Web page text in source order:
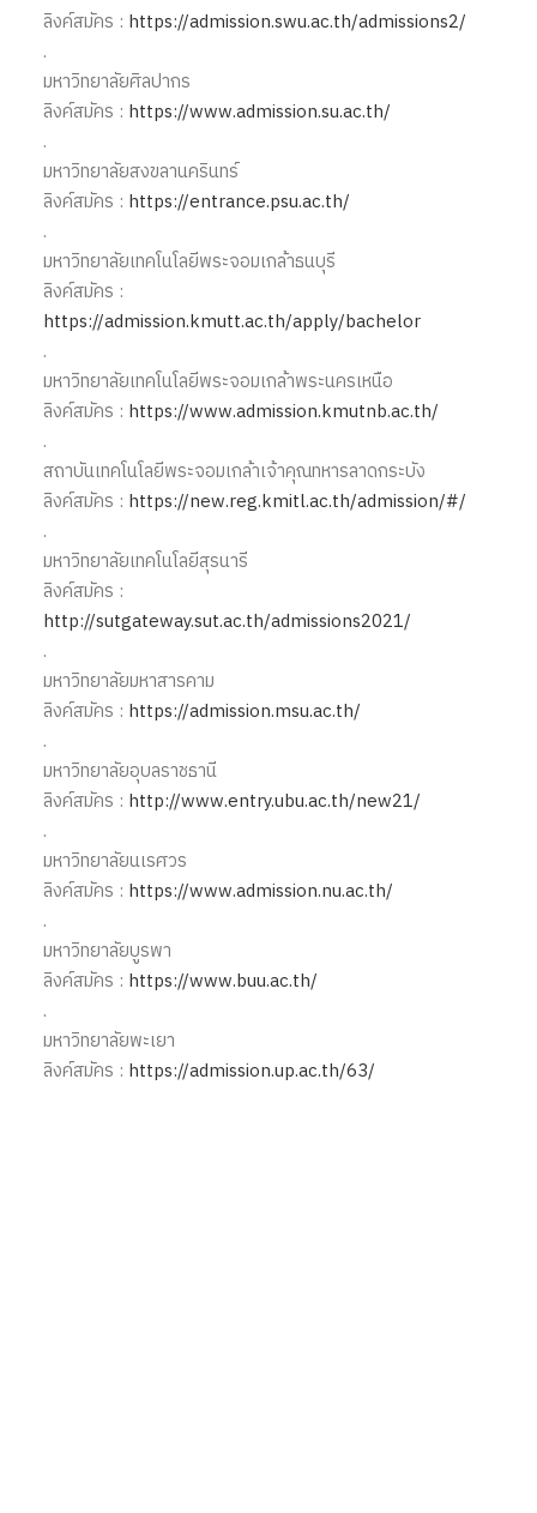
ลิงค์สมัคร : https://admission.swu.ac.th/admissions2/
.
มหาวิทยาลัยศิลปากร
ลิงค์สมัคร : https://www.admission.su.ac.th/
.
มหาวิทยาลัยสงขลานครินทร์
ลิงค์สมัคร : https://entrance.psu.ac.th/
.
มหาวิทยาลัยเทคโนโลยีพระจอมเกล้าธนบุรี
ลิงค์สมัคร :
https://admission.kmutt.ac.th/apply/bachelor
.
มหาวิทยาลัยเทคโนโลยีพระจอมเกล้าพระนครเหนือ
ลิงค์สมัคร : https://www.admission.kmutnb.ac.th/
.
สถาบันเทคโนโลยีพระจอมเกล้าเจ้าคุณทหารลาดกระบัง
ลิงค์สมัคร : https://new.reg.kmitl.ac.th/admission/#/
.
มหาวิทยาลัยเทคโนโลยีสุรนารี
ลิงค์สมัคร :
http://sutgateway.sut.ac.th/admissions2021/
.
มหาวิทยาลัยมหาสารคาม
ลิงค์สมัคร : https://admission.msu.ac.th/
.
มหาวิทยาลัยอุบลราชธานี
ลิงค์สมัคร : http://www.entry.ubu.ac.th/new21/
.
มหาวิทยาลัยนเรศวร
ลิงค์สมัคร : https://www.admission.nu.ac.th/
.
มหาวิทยาลัยบูรพา
ลิงค์สมัคร : https://www.buu.ac.th/
.
มหาวิทยาลัยพะเยา
ลิงค์สมัคร : https://admission.up.ac.th/63/